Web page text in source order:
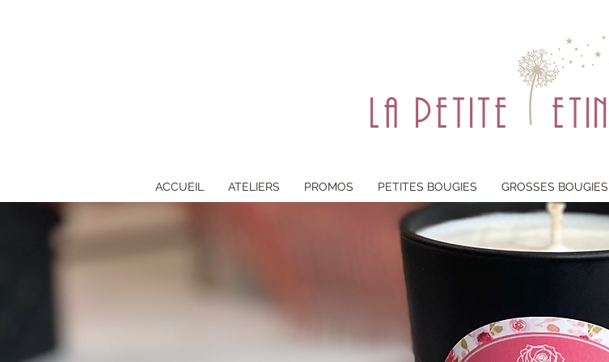
la petite
ACCUEIL ATELIERS PROMOS PETITES BOUGIES GROSSES BOUGIES